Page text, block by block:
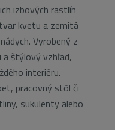
izbových rastlín
kvetu a zemitá
Vyrobený z
a štýlový vzhľad,
interiéru.
pracovný stôl či
sukulenty alebo